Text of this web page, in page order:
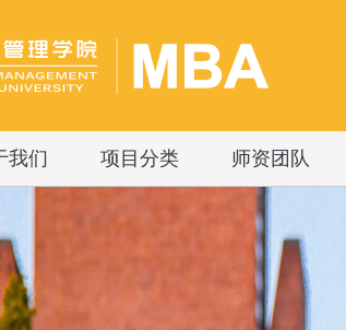
我们 项目分类 师资团队